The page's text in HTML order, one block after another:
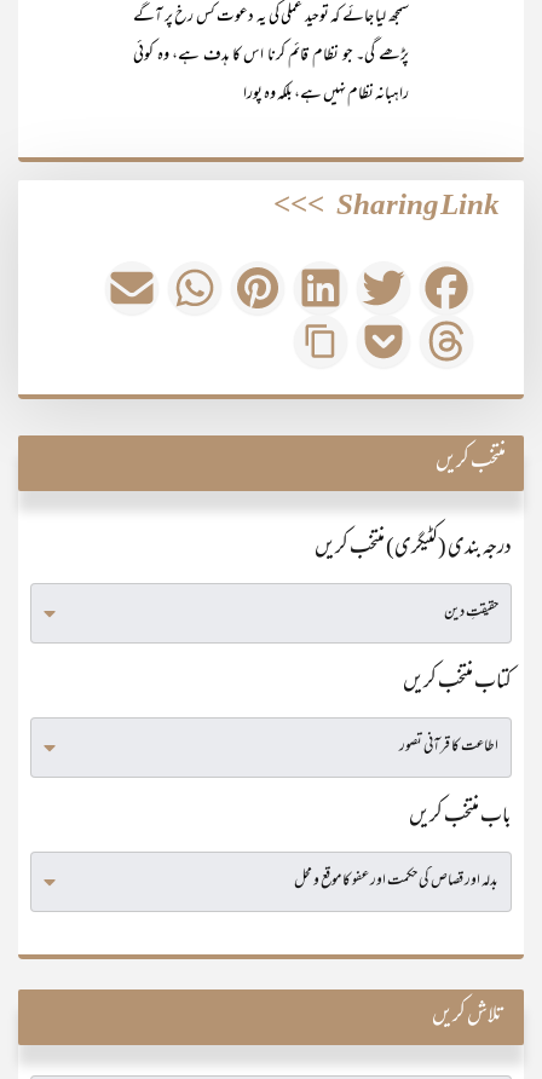
سمجھ لیا جائے کہ توحید عملی کی یہ دعوت کس رخ پر آگے
پڑھے گی۔ جو نظام قائم کرنا اس کا ہدف ہے، وہ کوئی
راہبانہ نظام نہیں ہے، بلکہ وہ پورا
Sharing Link
>>>
منتخب کریں
درجہ بندی (کٹیگری) منتخب کریں
کتاب منتخب کریں
باب منتخب کریں
تلاش کریں